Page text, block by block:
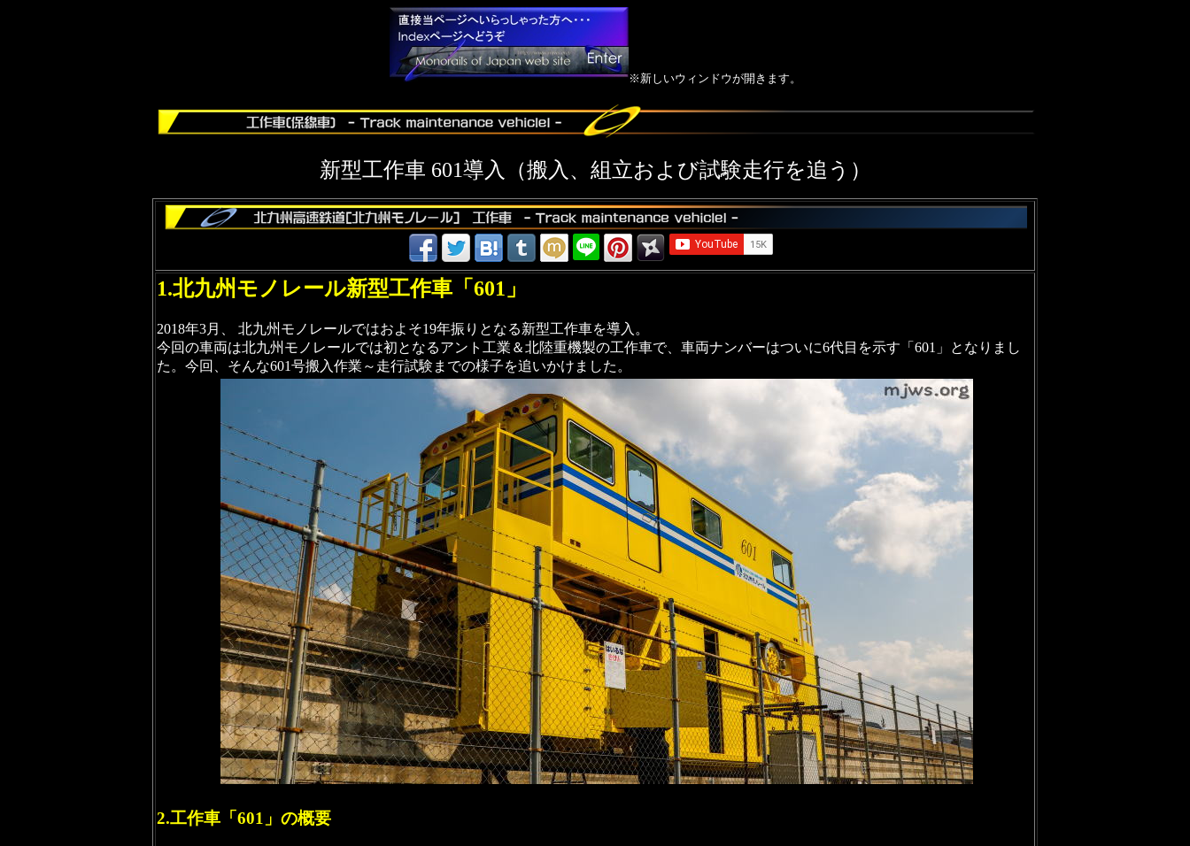
※新しいウィンドウが開きます。
新型工作車 601導入（搬入、組立および試験走行を追う）
1.北九州モノレール新型工作車「601」
2018年3月、 北九州モノレールではおよそ19年振りとなる新型工作車を導入。
今回の車両は北九州モノレールでは初となるアント工業＆北陸重機製の工作車で、車両ナンバーはついに6代目を示す「601」となりまし
た。今回、そんな601号搬入作業～走行試験までの様子を追いかけました。
2.工作車「601」の概要